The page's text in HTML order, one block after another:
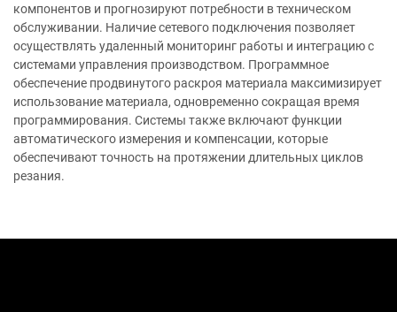
компонентов и прогнозируют потребности в техническом
обслуживании. Наличие сетевого подключения позволяет
осуществлять удаленный мониторинг работы и интеграцию с
системами управления производством. Программное
обеспечение продвинутого раскроя материала максимизирует
использование материала, одновременно сокращая время
программирования. Системы также включают функции
автоматического измерения и компенсации, которые
обеспечивают точность на протяжении длительных циклов
резания.